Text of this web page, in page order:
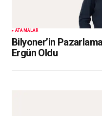
ATAMALAR
Bilyoner’in
Ergün Oldu